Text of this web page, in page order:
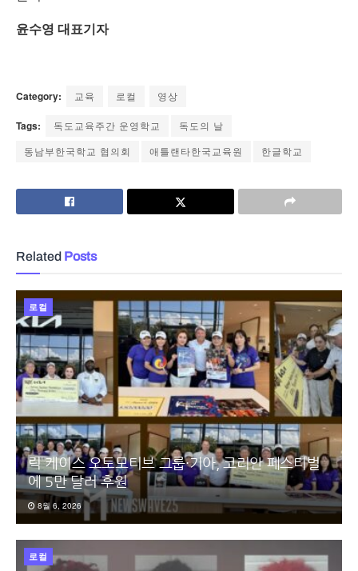
윤수영 대표기자
Category: 교육 로컬 영상
Tags: 독도교육주간 운영학교
독도의 날
동남부한국학교 협의회
애틀랜타한국교육원 한글학교
Related Posts
로컬
릭 케이스 오토모티브 그룹·기아, 코리안 페스티벌
에 5만 달러 후원
8월 6, 2026
로컬